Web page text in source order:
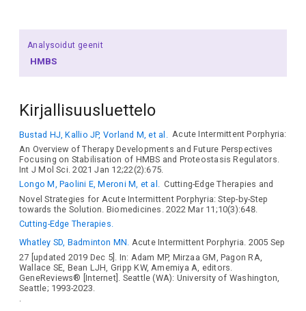
Analysoidut geenit
HMBS
Kirjallisuusluettelo
Bustad HJ, Kallio JP, Vorland M, et al.
Acute Intermittent Porphyria:
An Overview of Therapy Developments and Future Perspectives
Focusing on Stabilisation of HMBS and Proteostasis Regulators.
Int J Mol Sci. 2021 Jan 12;22(2):675.
Longo M, Paolini E, Meroni M, et al. Cutting-Edge Therapies and
Novel Strategies for Acute Intermittent Porphyria: Step-by-Step
towards the Solution. Biomedicines. 2022 Mar 11;10(3):648.
Cutting-Edge Therapies.
Whatley SD, Badminton MN. Acute Intermittent Porphyria. 2005 Sep
27 [updated 2019 Dec 5]. In: Adam MP, Mirzaa GM, Pagon RA,
Wallace SE, Bean LJH, Gripp KW, Amemiya A, editors.
GeneReviews® [Internet]. Seattle (WA): University of Washington,
Seattle; 1993-2023.